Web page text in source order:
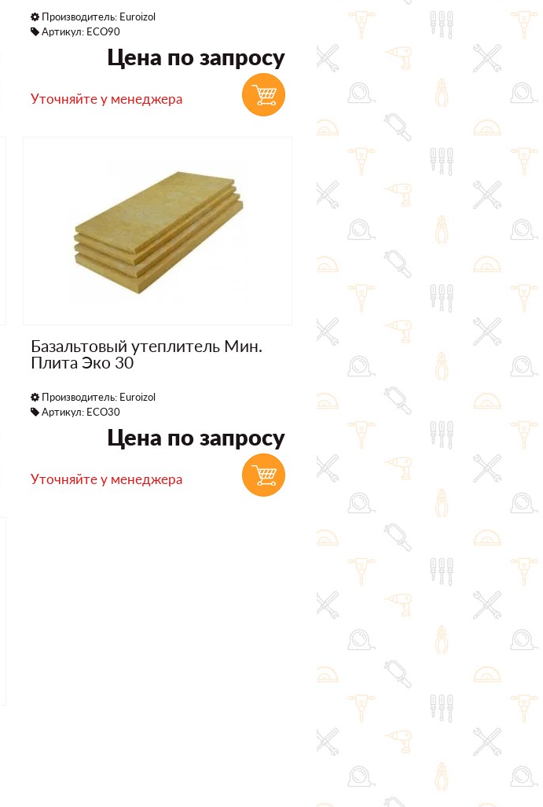
Производитель: Euroizol
Артикул: ECO90
Цена по запросу
Уточняйте у менеджера
Базальтовый утеплитель Мин.
Плита Эко 30
Производитель: Euroizol
Артикул: ECO30
Цена по запросу
Уточняйте у менеджера